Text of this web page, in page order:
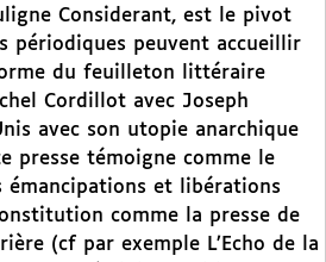
Considerant, est le pivot
périodiques peuvent accueillir
du feuilleton littéraire
Cordillot avec Joseph
avec son utopie anarchique
presse témoigne comme le
émancipations et libérations
comme la presse de
(cf par exemple L’Echo de la